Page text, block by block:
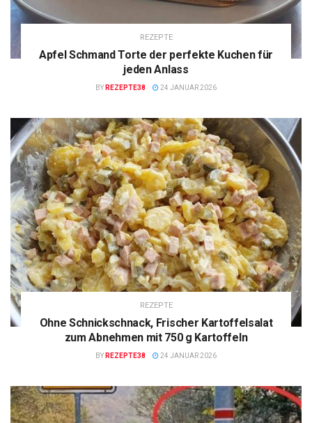
REZEPTE
Apfel Schmand Torte der perfekte Kuchen für
jeden Anlass
BY REZEPTE38 24 JANUAR 2026
REZEPTE
Ohne Schnickschnack, Frischer Kartoffelsalat
zum Abnehmen mit 750 g Kartoffeln
BY REZEPTE38 24 JANUAR 2026